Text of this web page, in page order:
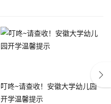
叮咚~请查收！安徽大学幼儿园
开学温馨提示